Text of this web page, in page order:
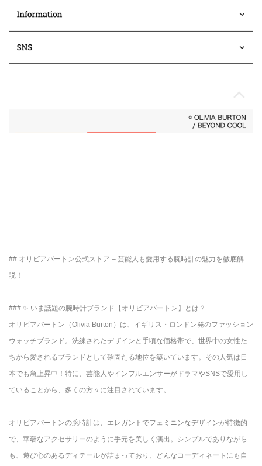
## オリビアバートン公式ストア – 芸能人も愛用する腕時計の魅力を徹底解
説！
### ✨ いま話題の腕時計ブランド【オリビアバートン】とは？
オリビアバートン（Olivia Burton）は、イギリス・ロンドン発のファッション
ウォッチブランド。洗練されたデザインと手頃な価格帯で、世界中の女性た
ちから愛されるブランドとして確固たる地位を築いています。その人気は日
本でも急上昇中！特に、芸能人やインフルエンサーがドラマやSNSで愛用し
ていることから、多くの方々に注目されています。
オリビアバートンの腕時計は、エレガントでフェミニンなデザインが特徴的
で、華奢なアクセサリーのように手元を美しく演出。シンプルでありながら
も、遊び心のあるディテールが詰まっており、どんなコーディネートにも自